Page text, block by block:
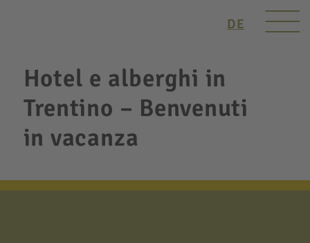
DE
Hotel e alberghi in
Trentino – Benvenuti
in vacanza